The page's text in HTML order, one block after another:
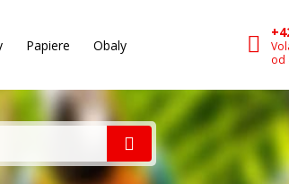
Papiere Obaly
od